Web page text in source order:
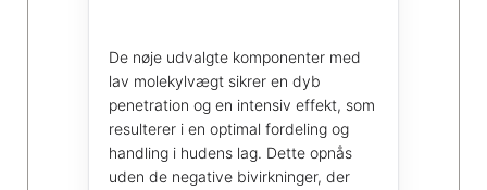
De nøje udvalgte komponenter med
lav molekylvægt sikrer en dyb
penetration og en intensiv effekt, som
resulterer i en optimal fordeling og
handling i hudens lag. Dette opnås
uden de negative bivirkninger, der